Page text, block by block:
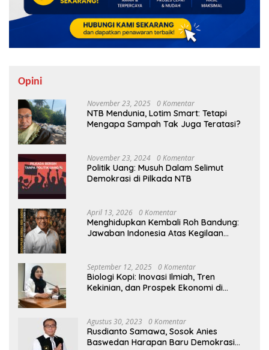
Opini
November 23, 2025 0 Komentar
NTB Mendunia, Lotim Smart: Tetapi
Mengapa Sampah Tak Juga Teratasi?
November 23, 2024 0 Komentar
Politik Uang: Musuh Dalam Selimut
Demokrasi di Pilkada NTB
April 13, 2026 0 Komentar
Menghidupkan Kembali Roh Bandung:
Jawaban Indonesia Atas Kegilaan
September 12, 2025 0 Komentar
Biologi Kopi: Inovasi Ilmiah, Tren
Kekinian, dan Prospek Ekonomi di
Agustus 30, 2023 0 Komentar
Rusdianto Samawa, Sosok Anies
Baswedan Harapan Baru Demokrasi